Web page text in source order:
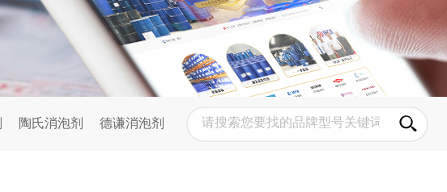
陶氏消泡剂 德谦消泡剂